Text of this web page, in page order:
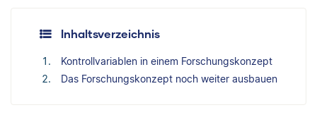
Inhaltsverzeichnis
Kontrollvariablen in einem Forschungskonzept
Das Forschungskonzept noch weiter ausbauen